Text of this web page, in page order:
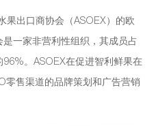
出口商协会（ASOEX）的欧
一家非营利性组织，其成员占
。ASOEX在促进智利鲜果在
售渠道的品牌策划和广告营销